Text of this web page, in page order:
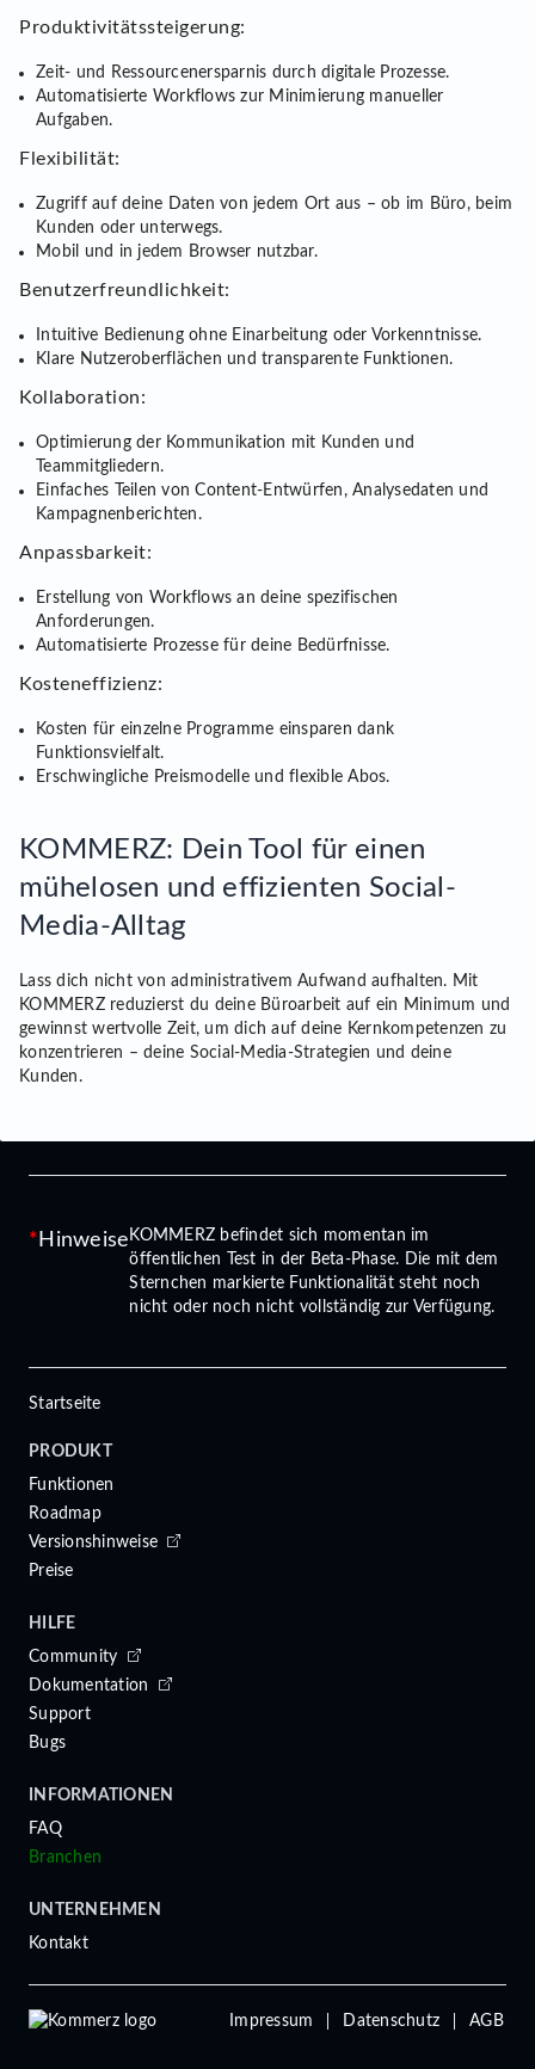
Produktivitätssteigerung:
Zeit- und Ressourcenersparnis durch digitale Prozesse.
Automatisierte Workflows zur Minimierung manueller
Aufgaben.
Flexibilität:
Zugriff auf deine Daten von jedem Ort aus – ob im Büro, beim
Kunden oder unterwegs.
Mobil und in jedem Browser nutzbar.
Benutzerfreundlichkeit:
Intuitive Bedienung ohne Einarbeitung oder Vorkenntnisse.
Klare Nutzeroberflächen und transparente Funktionen.
Kollaboration:
Optimierung der Kommunikation mit Kunden und
Teammitgliedern.
Einfaches Teilen von Content-Entwürfen, Analysedaten und
Kampagnenberichten.
Anpassbarkeit:
Erstellung von Workflows an deine spezifischen
Anforderungen.
Automatisierte Prozesse für deine Bedürfnisse.
Kosteneffizienz:
Kosten für einzelne Programme einsparen dank
Funktionsvielfalt.
Erschwingliche Preismodelle und flexible Abos.
KOMMERZ: Dein Tool für einen
mühelosen und effizienten Social-
Media-Alltag
Lass dich nicht von administrativem Aufwand aufhalten. Mit
KOMMERZ reduzierst du deine Büroarbeit auf ein Minimum und
gewinnst wertvolle Zeit, um dich auf deine Kernkompetenzen zu
konzentrieren – deine Social-Media-Strategien und deine
Kunden.
Hinweise KOMMERZ befindet sich momentan im
öffentlichen Test in der Beta-Phase. Die mit dem
Sternchen markierte Funktionalität steht noch
nicht oder noch nicht vollständig zur Verfügung.
Startseite
PRODUKT
Funktionen
Roadmap
Versionshinweise
Preise
HILFE
Community
Dokumentation
Support
Bugs
INFORMATIONEN
FAQ
Branchen
UNTERNEHMEN
Kontakt
Impressum Datenschutz AGB